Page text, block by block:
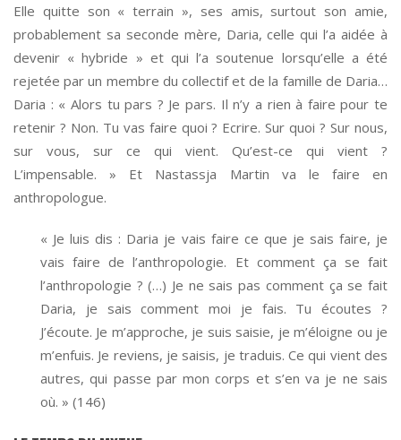
Elle quitte son « terrain », ses amis, surtout son amie,
probablement sa seconde mère, Daria, celle qui l’a aidée à
devenir « hybride » et qui l’a soutenue lorsqu’elle a été
rejetée par un membre du collectif et de la famille de Daria…
Daria : « Alors tu pars ? Je pars. Il n’y a rien à faire pour te
retenir ? Non. Tu vas faire quoi ? Ecrire. Sur quoi ? Sur nous,
sur vous, sur ce qui vient. Qu’est-ce qui vient ?
L’impensable. » Et Nastassja Martin va le faire en
anthropologue.
« Je luis dis : Daria je vais faire ce que je sais faire, je
vais faire de l’anthropologie. Et comment ça se fait
l’anthropologie ? (…) Je ne sais pas comment ça se fait
Daria, je sais comment moi je fais. Tu écoutes ?
J’écoute. Je m’approche, je suis saisie, je m’éloigne ou je
m’enfuis. Je reviens, je saisis, je traduis. Ce qui vient des
autres, qui passe par mon corps et s’en va je ne sais
où. » (146)